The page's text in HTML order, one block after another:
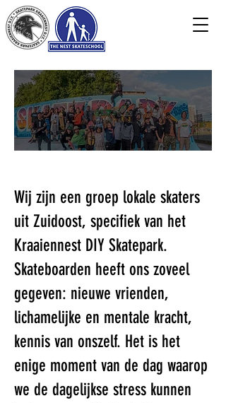
Wij zijn een groep lokale skaters
uit Zuidoost, specifiek van het
Kraaiennest DIY Skatepark.
Skateboarden heeft ons zoveel
gegeven: nieuwe vrienden,
lichamelijke en mentale kracht,
kennis van onszelf. Het is het
enige moment van de dag waarop
we de dagelijkse stress kunnen